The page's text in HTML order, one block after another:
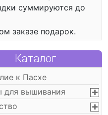
суммируются до
заказе подарок.
Каталог
к Пасхе
для вышивания